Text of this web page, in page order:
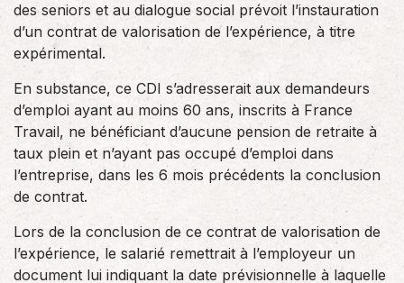
des seniors et au dialogue social prévoit l’instauration
d’un contrat de valorisation de l’expérience, à titre
expérimental.
En substance, ce CDI s’adresserait aux demandeurs
d’emploi ayant au moins 60 ans, inscrits à France
Travail, ne bénéficiant d’aucune pension de retraite à
taux plein et n’ayant pas occupé d’emploi dans
l’entreprise, dans les 6 mois précédents la conclusion
de contrat.
Lors de la conclusion de ce contrat de valorisation de
l’expérience, le salarié remettrait à l’employeur un
document lui indiquant la date prévisionnelle à laquelle